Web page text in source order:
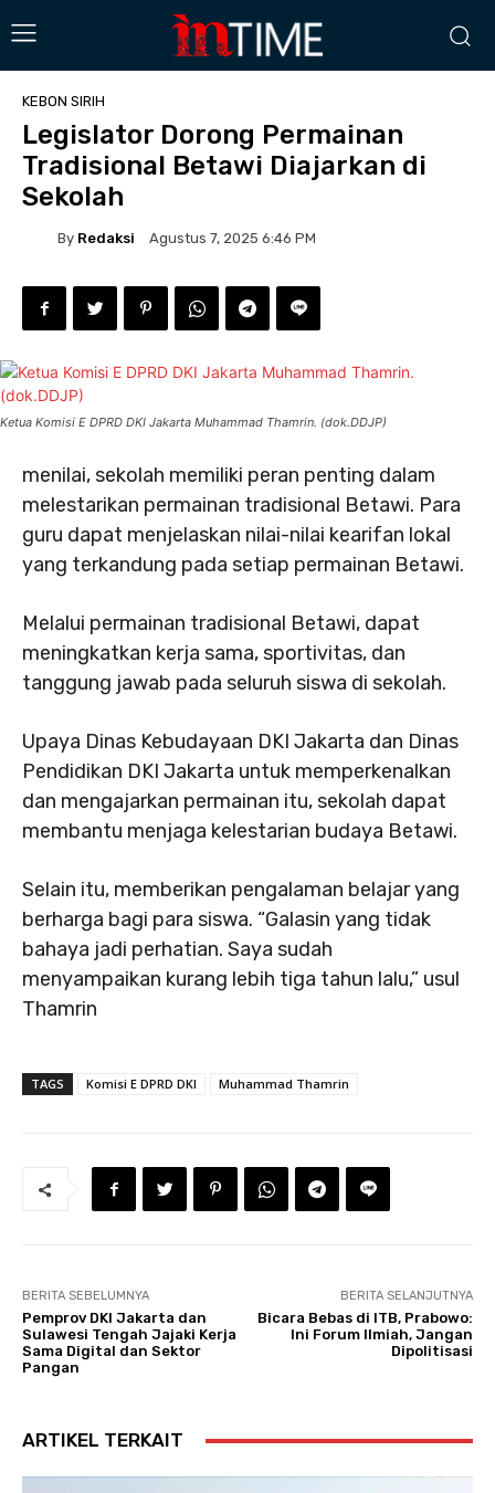
KEBON SIRIH
Legislator Dorong Permainan
Tradisional Betawi Diajarkan di
Sekolah
By Redaksi Agustus 7, 2025 6:46 PM
Ketua Komisi E DPRD DKI Jakarta Muhammad Thamrin. (dok.DDJP)
menilai, sekolah memiliki peran penting dalam
melestarikan permainan tradisional Betawi. Para
guru dapat menjelaskan nilai-nilai kearifan lokal
yang terkandung pada setiap permainan Betawi.
Melalui permainan tradisional Betawi, dapat
meningkatkan kerja sama, sportivitas, dan
tanggung jawab pada seluruh siswa di sekolah.
Upaya Dinas Kebudayaan DKI Jakarta dan Dinas
Pendidikan DKI Jakarta untuk memperkenalkan
dan mengajarkan permainan itu, sekolah dapat
membantu menjaga kelestarian budaya Betawi.
Selain itu, memberikan pengalaman belajar yang
berharga bagi para siswa. “Galasin yang tidak
bahaya jadi perhatian. Saya sudah
menyampaikan kurang lebih tiga tahun lalu,” usul
Thamrin
TAGS Komisi E DPRD DKI Muhammad Thamrin
BERITA SEBELUMNYA
Pemprov DKI Jakarta dan
Sulawesi Tengah Jajaki Kerja
Sama Digital dan Sektor
Pangan
BERITA SELANJUTNYA
Bicara Bebas di ITB, Prabowo:
Ini Forum Ilmiah, Jangan
Dipolitisasi
ARTIKEL TERKAIT